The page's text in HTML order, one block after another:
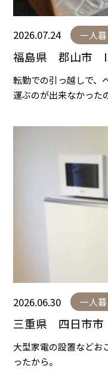
2026.07.24 一人
福島県 郡山市
転勤での引っ越しで、
運ぶのが出来なかった
2026.06.30 一人
三重県 四日市
大型家電の設置などお
ったから。